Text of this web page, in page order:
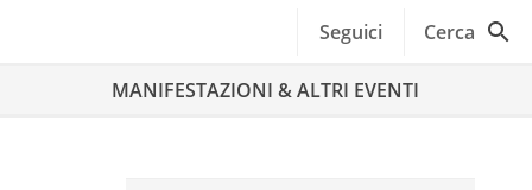
Seguici Cerca
MANIFESTAZIONI & ALTRI EVENTI